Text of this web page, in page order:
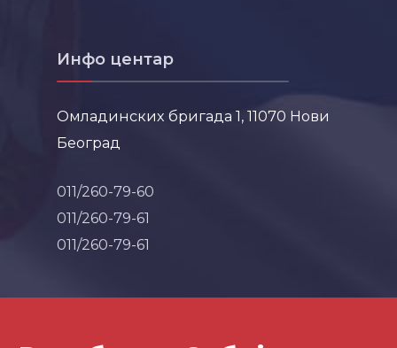
Инфо центар
Омладинских бригада 1, 11070 Нови
Београд
011/260-79-60
011/260-79-61
011/260-79-61